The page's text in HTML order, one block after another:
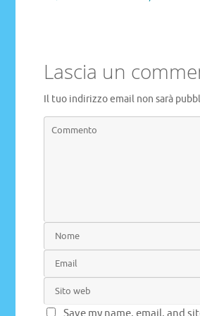
Lascia un
Il tuo indirizzo email non sarà